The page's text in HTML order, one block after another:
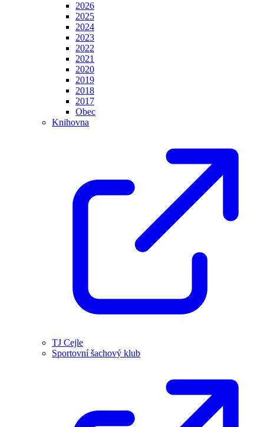
2026
2025
2024
2023
2022
2021
2020
2019
2018
2017
Obec
Knihovna
TJ Cejle
Sportovní šachový klub